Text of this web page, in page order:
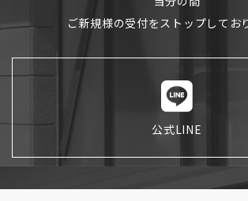
ご新規様の受付をストップしてお
公式LINE